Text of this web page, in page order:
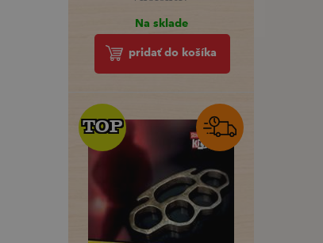
Na sklade
pridať do košíka
TOP
TOP